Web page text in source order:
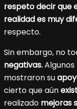
respeto decir que
realidad es muy
respecto.
Sin embargo, no
negativas.Algunos
mostraron su
cierto que aún
realizado mejoras